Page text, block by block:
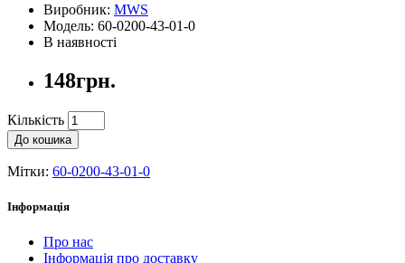
Виробник: MWS
Модель: 60-0200-43-01-0
В наявності
148грн.
Кількість
До кошика
Мітки: 60-0200-43-01-0
Інформація
Про нас
Інформація про доставку